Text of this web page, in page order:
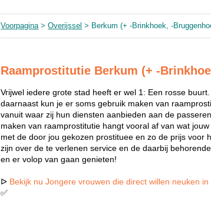
Voorpagina>Overijssel > Berkum (+ -Brinkhoek, -
Raamprostitutie Berkum (+ -
Vrijwel iedere grote stad heeft er wel 1: Een rosse
daarnaast kun je er soms gebruik maken van
vanuit waar zij hun diensten aanbieden aan de
maken van raamprostitutie hangt vooral af van wat
met de door jou gekozen prostituee en zo de prijs voor
zijn over de te verlenen service en de daarbij
en er volop van gaan genieten!
ᐅ Bekijk nu Jongere vrouwen die direct willen neuken
✅